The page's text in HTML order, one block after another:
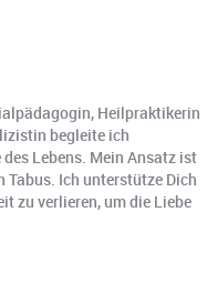
Heilpraktikerin
begleite ich
Lebens. Mein Ansatz ist
Ich unterstütze Dich
zu verlieren, um die Liebe